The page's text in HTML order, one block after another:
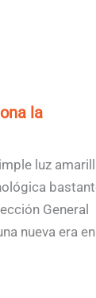
la
luz
General
nueva era en